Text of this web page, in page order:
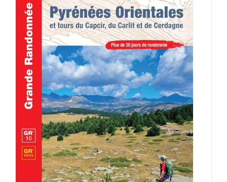
AJOUTER AU PANIER / DÉTAILS